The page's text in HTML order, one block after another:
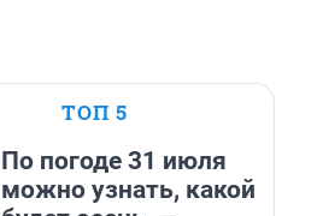
ТОП 5
По погоде 31 июля
можно узнать, какой